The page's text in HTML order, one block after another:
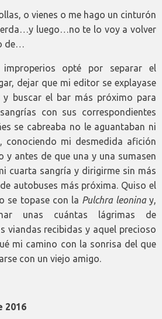
o vienes o me hago un cinturón
luego…no te lo voy a volver
de…
opté por separar el
dejar que mi editor se explayase
buscar el bar más próximo para
con sus correspondientes
se cabreaba no le aguantaban ni
conociendo mi desmedida afición
y antes de que una y una sumasen
cuarta sangría y dirigirme sin más
autobuses más próxima. Quiso el
se topase con la Pulchra leoninay,
unas cuántas lágrimas de
viandas recibidas y aquel precioso
mi camino con la sonrisa del que
con un viejo amigo.
2016